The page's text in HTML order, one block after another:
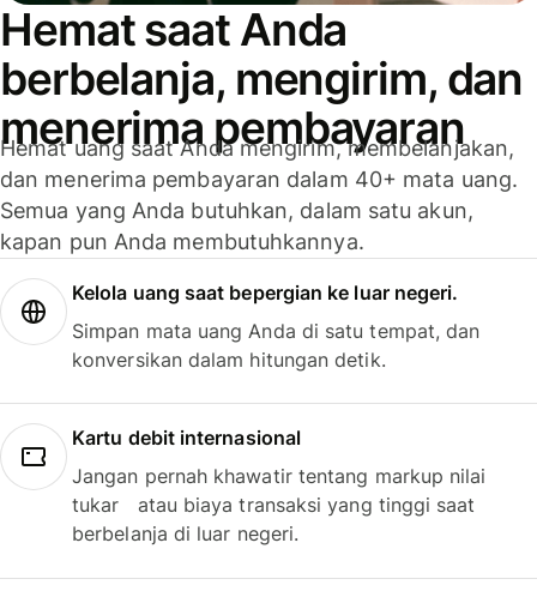
Hemat saat Anda
berbelanja, mengirim, dan
menerima pembayaran
Hemat uang saat Anda mengirim, membelanjakan,
dan menerima pembayaran dalam 40+ mata uang.
Semua yang Anda butuhkan, dalam satu akun,
kapan pun Anda membutuhkannya.
Kelola uang saat bepergian ke luar negeri.
Simpan mata uang Anda di satu tempat, dan
konversikan dalam hitungan detik.
Kartu debit internasional
Jangan pernah khawatir tentang markup nilai
tukar atau biaya transaksi yang tinggi saat
berbelanja di luar negeri.